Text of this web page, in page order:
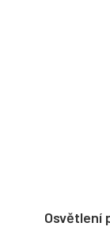
Osvětlení